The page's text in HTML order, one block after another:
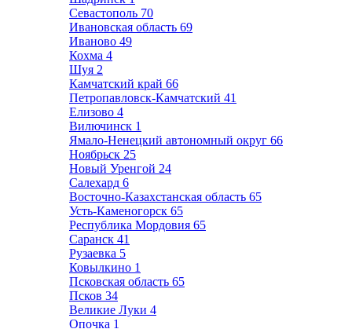
Севастополь 70
Ивановская область 69
Иваново 49
Кохма 4
Шуя 2
Камчатский край 66
Петропавловск-Камчатский 41
Елизово 4
Вилючинск 1
Ямало-Ненецкий автономный округ 66
Ноябрьск 25
Новый Уренгой 24
Салехард 6
Восточно-Казахстанская область 65
Усть-Каменогорск 65
Республика Мордовия 65
Саранск 41
Рузаевка 5
Ковылкино 1
Псковская область 65
Псков 34
Великие Луки 4
Опочка 1